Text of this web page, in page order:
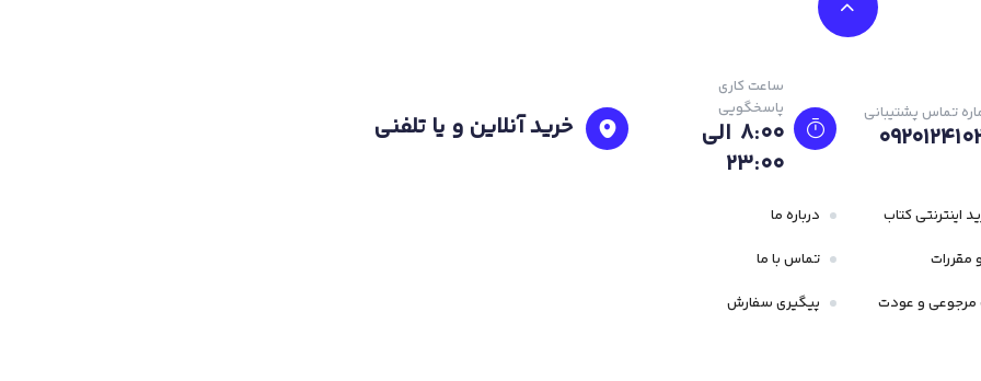
تماس پشتیبانی
ساعت کاری
پاسخگویی
8:00 الی
23:۰۰
خرید آنلاین و یا تلفنی
اینترنتی کتاب
مقررات
و عودت
درباره ما
تماس با ما
پیگیری سفارش